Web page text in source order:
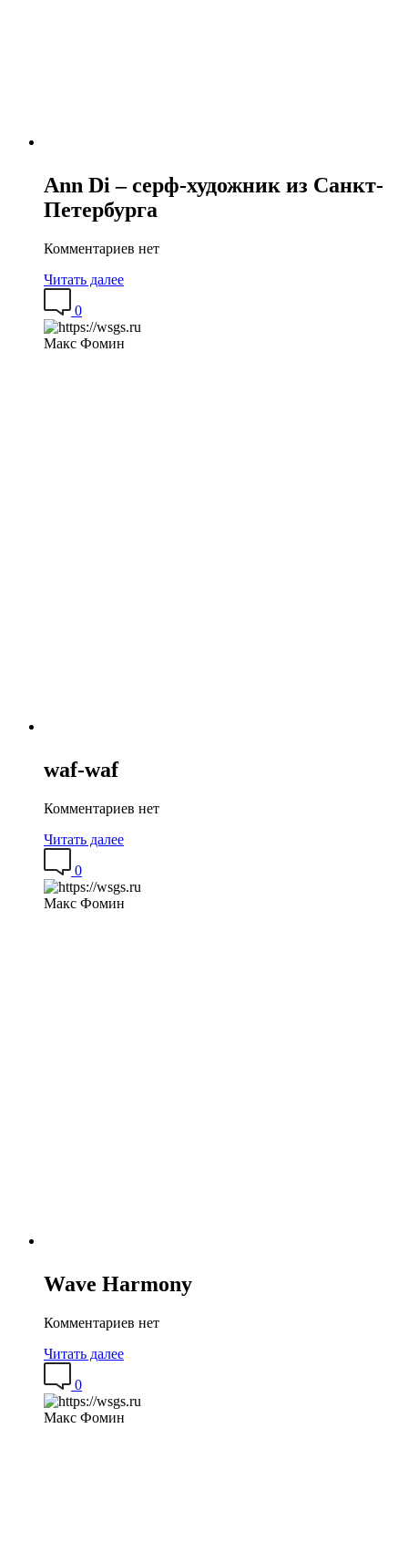
Ann Di – серф-художник из Санкт-
Петербурга
Комментариев нет
Читать далее
0
Макс Фомин
waf-waf
Комментариев нет
Читать далее
0
Макс Фомин
Wave Harmony
Комментариев нет
Читать далее
0
Макс Фомин